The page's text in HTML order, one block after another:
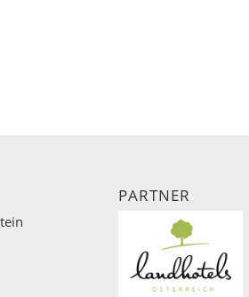
PARTNER